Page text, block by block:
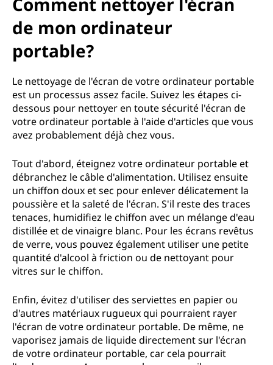
de mon ordinateur
portable?
Le nettoyage de l'écran de votre ordinateur portable
est un processus assez facile. Suivez les étapes ci-
dessous pour nettoyer en toute sécurité l'écran de
votre ordinateur portable à l'aide d'articles que vous
avez probablement déjà chez vous.
Tout d'abord, éteignez votre ordinateur portable et
débranchez le câble d'alimentation. Utilisez ensuite
un chiffon doux et sec pour enlever délicatement la
poussière et la saleté de l'écran. S'il reste des traces
tenaces, humidifiez le chiffon avec un mélange d'eau
distillée et de vinaigre blanc. Pour les écrans revêtus
de verre, vous pouvez également utiliser une petite
quantité d'alcool à friction ou de nettoyant pour
vitres sur le chiffon.
Enfin, évitez d'utiliser des serviettes en papier ou
d'autres matériaux rugueux qui pourraient rayer
l'écran de votre ordinateur portable. De même, ne
vaporisez jamais de liquide directement sur l'écran
de votre ordinateur portable, car cela pourrait